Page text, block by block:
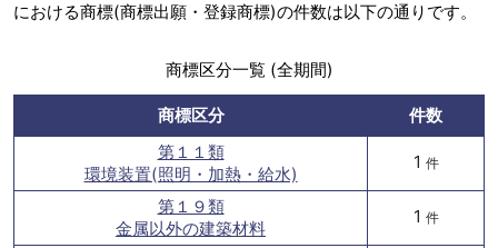
における商標(商標出願・登録商標)の件数は以下の通りです。
商標区分一覧 (全期間)
商標区分
件数
第１１類
環境装置(照明・加熱・給水)
1 件
第１９類
金属以外の建築材料
1 件